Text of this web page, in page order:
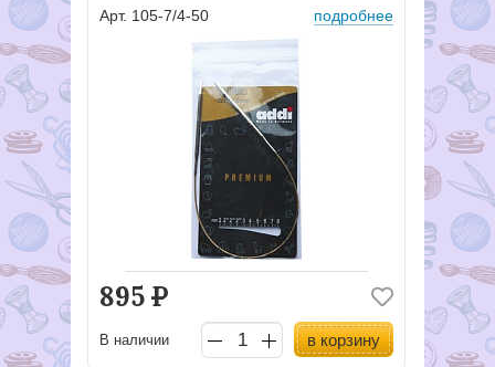
Арт. 105-7/4-50 подробнее
895Р
В наличии в корзину